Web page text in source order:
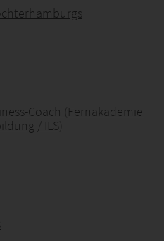
Coach (Fernakademie
/ ILS)